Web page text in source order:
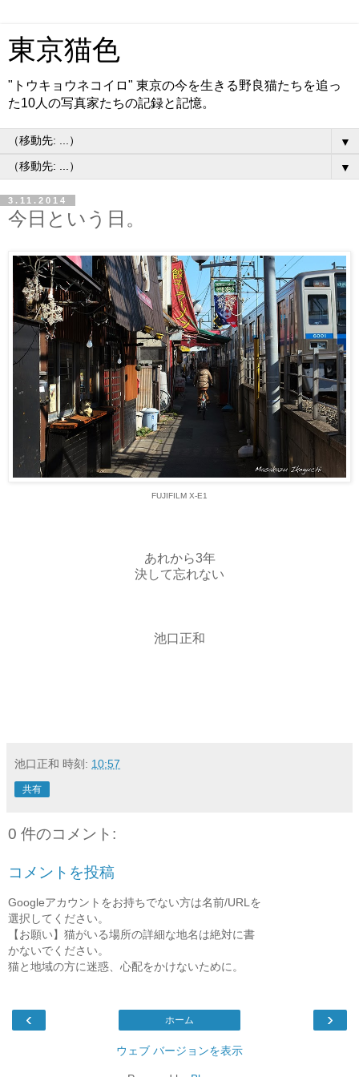
東京猫色
"トウキョウネコイロ" 東京の今を生きる野良猫たちを追っ
た10人の写真家たちの記録と記憶。
▼
▼
3.11.2014
今日という日。
FUJIFILM X-E1
あれから3年
決して忘れない
池口正和
池口正和 時刻: 10:57
共有
0 件のコメント:
コメントを投稿
Googleアカウントをお持ちでない方は名前/URLを
選択してください。
【お願い】猫がいる場所の詳細な地名は絶対に書
かないでください。
猫と地域の方に迷惑、心配をかけないために。
‹ ›
ホーム
ウェブ バージョンを表示